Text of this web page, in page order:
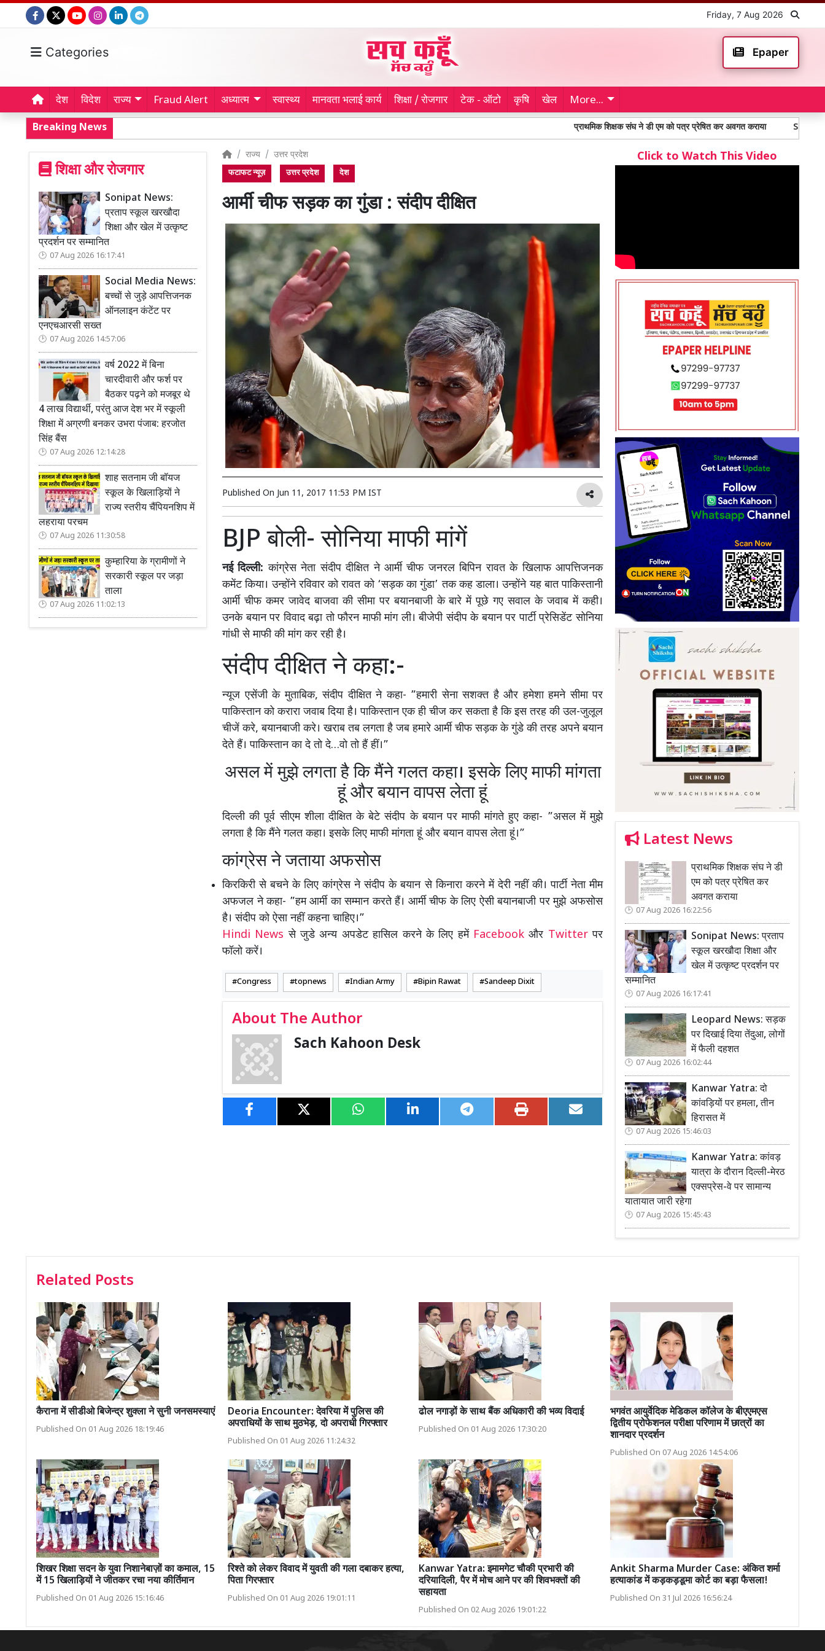
Friday, 7 Aug 2026
Categories Epaper
देश विदेश राज्य Fraud Alert अध्यात्म स्वास्थ्य मानवता भलाई कार्य शिक्षा / रोजगार टेक - ऑटो कृषि खेल More...
Breaking News प्राथमिक शिक्षक संघ ने डी एम को पत्र प्रेषित कर अवगत कराया Sonipat News:
शिक्षा और रोजगार
Sonipat News:
प्रताप स्कूल खरखौदा
शिक्षा और खेल में उत्कृष्ट
प्रदर्शन पर सम्मानित
07 Aug 2026 16:17:41
Social Media News:
बच्चों से जुड़े आपत्तिजनक
ऑनलाइन कंटेंट पर
एनएचआरसी सख्त
07 Aug 2026 14:57:06
वर्ष 2022 में बिना
चारदीवारी और फर्श पर
बैठकर पढ़ने को मजबूर थे
4 लाख विद्यार्थी, परंतु आज देश भर में स्कूली
शिक्षा में अग्रणी बनकर उभरा पंजाब: हरजोत
सिंह बैंस
07 Aug 2026 12:14:28
शाह सतनाम जी बॉयज
स्कूल के खिलाड़ियों ने
राज्य स्तरीय चैंपियनशिप में
लहराया परचम
07 Aug 2026 11:30:58
कुम्हारिया के ग्रामीणों ने
सरकारी स्कूल पर जड़ा
ताला
07 Aug 2026 11:02:13
राज्य उत्तर प्रदेश
फटाफट न्यूज़ उत्तर प्रदेश देश
आर्मी चीफ सड़क का गुंडा : संदीप दीक्षित
Published On Jun 11, 2017 11:53 PM IST
BJP बोली- सोनिया माफी मांगें
नई दिल्ली: कांग्रेस नेता संदीप दीक्षित ने आर्मी चीफ जनरल बिपिन रावत के खिलाफ आपत्तिजनक
कमेंट किया। उन्होंने रविवार को रावत को ‘सड़क का गुंडा’ तक कह डाला। उन्होंने यह बात पाकिस्तानी
आर्मी चीफ कमर जावेद बाजवा की सीमा पर बयानबाजी के बारे में पूछे गए सवाल के जवाब में कही।
उनके बयान पर विवाद बढ़ा तो फौरन माफी मांग ली। बीजेपी संदीप के बयान पर पार्टी प्रेसिडेंट सोनिया
गांधी से माफी की मांग कर रही है।
संदीप दीक्षित ने कहा:-
न्यूज एसेंजी के मुताबिक, संदीप दीक्षित ने कहा- ”हमारी सेना सशक्त है और हमेशा हमने सीमा पर
पाकिस्तान को करारा जवाब दिया है। पाकिस्तान एक ही चीज कर सकता है कि इस तरह की उल-जुलूल
चीजें करे, बयानबाजी करे। खराब तब लगता है जब हमारे आर्मी चीफ सड़क के गुंडे की तरह अपने बयान
देते हैं। पाकिस्तान का दे तो दे…वो तो हैं हीं।”
असल में मुझे लगता है कि मैंने गलत कहा। इसके लिए माफी मांगता
हूं और बयान वापस लेता हूं
दिल्ली की पूर्व सीएम शीला दीक्षित के बेटे संदीप के बयान पर माफी मांगते हुए कहा- ”असल में मुझे
लगता है कि मैंने गलत कहा। इसके लिए माफी मांगता हूं और बयान वापस लेता हूं।”
कांग्रेस ने जताया अफसोस
किरकिरी से बचने के लिए कांग्रेस ने संदीप के बयान से किनारा करने में देरी नहीं की। पार्टी नेता मीम
अफजल ने कहा- ”हम आर्मी का सम्मान करते हैं। आर्मी चीफ के लिए ऐसी बयानबाजी पर मुझे अफसोस
है। संदीप को ऐसा नहीं कहना चाहिए।”
Hindi Newsसे जुडे अन्य अपडेट हासिल करने के लिए हमें Facebookऔर Twitterपर
फॉलो करें।
Congress topnews Indian Army Bipin Rawat Sandeep Dixit
About The Author
Sach Kahoon Desk
Click to Watch This Video
Latest News
प्राथमिक शिक्षक संघ ने डी
एम को पत्र प्रेषित कर
अवगत कराया
07 Aug 2026 16:22:56
Sonipat News: प्रताप
स्कूल खरखौदा शिक्षा और
खेल में उत्कृष्ट प्रदर्शन पर
सम्मानित
07 Aug 2026 16:17:41
Leopard News: सड़क
पर दिखाई दिया तेंदुआ, लोगों
में फैली दहशत
07 Aug 2026 16:02:44
Kanwar Yatra: दो
कांवड़ियों पर हमला, तीन
हिरासत में
07 Aug 2026 15:46:03
Kanwar Yatra: कांवड़
यात्रा के दौरान दिल्ली-मेरठ
एक्सप्रेस-वे पर सामान्य
यातायात जारी रहेगा
07 Aug 2026 15:45:43
Related Posts
कैराना में सीडीओ बिजेन्द्र शुक्ला ने सुनी जनसमस्याएं
Published On 01 Aug 2026 18:19:46
Deoria Encounter: देवरिया में पुलिस की
अपराधियों के साथ मुठभेड़, दो अपराधी गिरफ्तार
Published On 01 Aug 2026 11:24:32
ढोल नगाड़ों के साथ बैंक अधिकारी की भव्य विदाई
Published On 01 Aug 2026 17:30:20
भगवंत आयुर्वेदिक मेडिकल कॉलेज के बीएएमएस
द्वितीय प्रोफेशनल परीक्षा परिणाम में छात्रों का
शानदार प्रदर्शन
Published On 07 Aug 2026 14:54:06
शिखर शिक्षा सदन के युवा निशानेबाज़ों का कमाल, 15
में 15 खिलाड़ियों ने जीतकर रचा नया कीर्तिमान
Published On 01 Aug 2026 15:16:46
रिश्ते को लेकर विवाद में युवती की गला दबाकर हत्या,
पिता गिरफ्तार
Published On 01 Aug 2026 19:01:11
Kanwar Yatra: इमामगेट चौकी प्रभारी की
दरियादिली, पैर में मोच आने पर की शिवभक्तों की
सहायता
Published On 02 Aug 2026 19:01:22
Ankit Sharma Murder Case: अंकित शर्मा
हत्याकांड में कड़कड़डूमा कोर्ट का बड़ा फैसला!
Published On 31 Jul 2026 16:56:24